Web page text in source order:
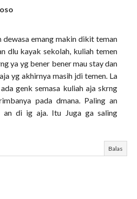
dewasa emang makin dikit teman
dlu kayak sekolah, kuliah temen
ya yg bener bener mau stay dan
yg akhirnya masih jdi temen. La
genk semasa kuliah aja skrng
pada dmana. Paling an
di ig aja. Itu Juga ga saling
Balas